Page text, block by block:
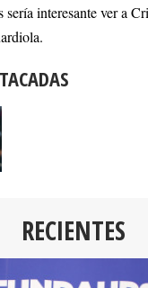
sería interesante ver a
RECIENTES